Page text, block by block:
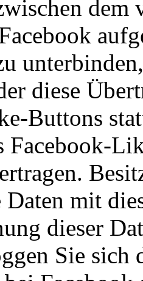
dem
diese
Buttons
Facebook-
Daten mit
dieser
Sie sich